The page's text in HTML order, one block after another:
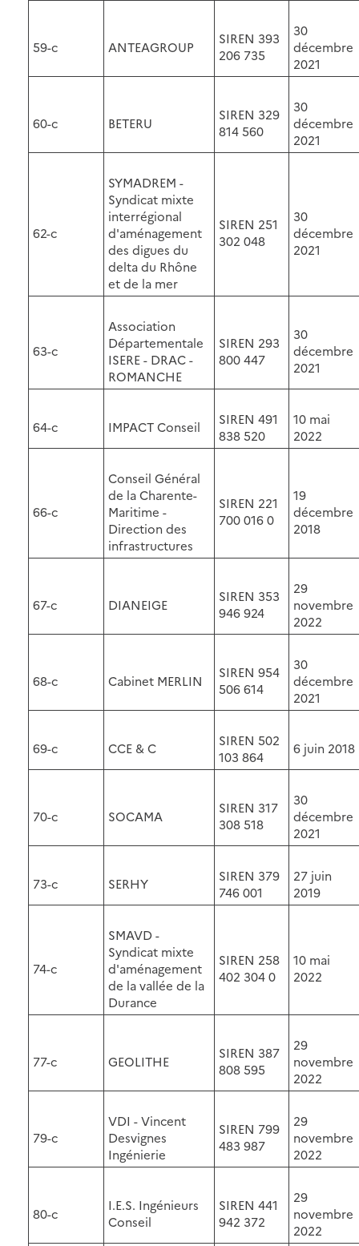
59-c ANTEAGROUP
SIREN 393
206 735
30
décembre
2021
60-c BETERU
SIREN 329
814 560
30
décembre
2021
62-c
SYMADREM -
Syndicat mixte
interrégional
d'aménagement
des digues du
delta du Rhône
et de la mer
SIREN 251
302 048
30
décembre
2021
63-c
Association
Départementale
ISERE - DRAC -
ROMANCHE
SIREN 293
800 447
30
décembre
2021
64-c IMPACT Conseil
SIREN 491
838 520
10 mai
2022
66-c
Conseil Général
de la Charente-
Maritime -
Direction des
infrastructures
SIREN 221
700 016 0
19
décembre
2018
67-c DIANEIGE
SIREN 353
946 924
29
novembre
2022
68-c Cabinet MERLIN
SIREN 954
506 614
30
décembre
2021
69-c CCE & C
SIREN 502
103 864
6 juin 2018
70-c SOCAMA
SIREN 317
308 518
30
décembre
2021
73-c SERHY
SIREN 379
746 001
27 juin
2019
74-c
SMAVD -
Syndicat mixte
d'aménagement
de la vallée de la
Durance
SIREN 258
402 304 0
10 mai
2022
77-c GEOLITHE
SIREN 387
808 595
29
novembre
2022
79-c
VDI - Vincent
Desvignes
Ingénierie
SIREN 799
483 987
29
novembre
2022
80-c
I.E.S. Ingénieurs
Conseil
SIREN 441
942 372
29
novembre
2022